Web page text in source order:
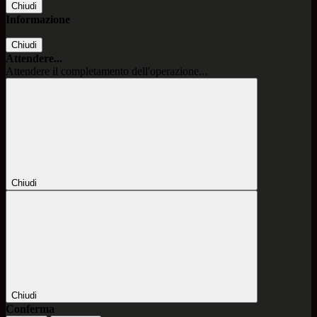
Chiudi
Informazione
Chiudi
Attendere...
Attendere il completamento dell'operazione...
Chiudi
Chiudi
Conferma